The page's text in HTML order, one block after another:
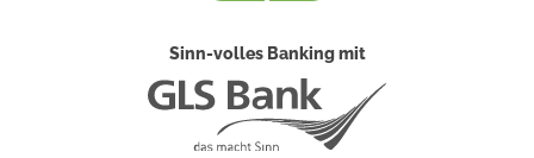
Sinn-volles Banking mit